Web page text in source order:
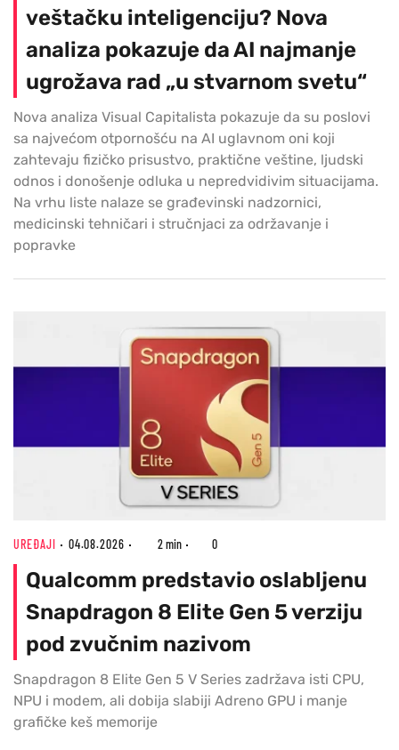
veštačku inteligenciju? Nova
analiza pokazuje da AI najmanje
ugrožava rad „u stvarnom svetu“
Nova analiza Visual Capitalista pokazuje da su poslovi
sa najvećom otpornošću na AI uglavnom oni koji
zahtevaju fizičko prisustvo, praktične veštine, ljudski
odnos i donošenje odluka u nepredvidivim situacijama.
Na vrhu liste nalaze se građevinski nadzornici,
medicinski tehničari i stručnjaci za održavanje i
popravke
UREĐAJI 04.08.2026 2 min 0
Qualcomm predstavio oslabljenu
Snapdragon 8 Elite Gen 5 verziju
pod zvučnim nazivom
Snapdragon 8 Elite Gen 5 V Series zadržava isti CPU,
NPU i modem, ali dobija slabiji Adreno GPU i manje
grafičke keš memorije